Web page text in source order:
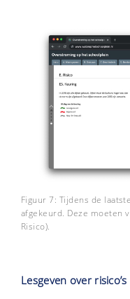
Figuur 7: Tijdens de
afgekeurd. Deze moeten
Risico).
Lesgeven over risico’s